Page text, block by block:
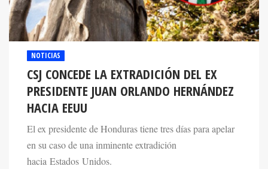
NOTICIAS
CSJ CONCEDE LA EXTRADICIÓN DEL EX
PRESIDENTE JUAN ORLANDO HERNÁNDEZ
HACIA EEUU
El ex presidente de Honduras tiene tres días para apelar
en su caso de una inminente extradición
hacia Estados Unidos.